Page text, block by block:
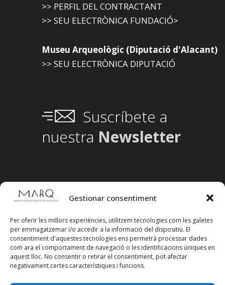
Gestionar consentiment
Per oferir les millors experiències, utilitzem tecnologies com les galetes
per emmagatzemar i/o accedir a la informació del dispositiu. El
consentiment d'aquestes tecnologies ens permetrà processar dades
com ara el comportament de navegació o les identificacions úniques en
aquest lloc. No consentir o retirar el consentiment, pot afectar
negativament certes característiques i funcions.
>> PERFIL DEL CONTRACTANT
>> SEU ELECTRÒNICA FUNDACIÓ>
Museu Arqueològic (Diputació d'Alacant)
>> SEU ELECTRÒNICA DIPUTACIÓ
Suscríbete a
nuestra Newsletter